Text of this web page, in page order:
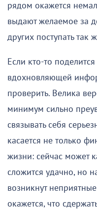
рядом окажется
выдают желаемое за
других поступать так
Если кто-то
вдохновляющей
проверить. Велика
минимум сильно
связывать себя
касается не только
жизни: сейчас может
сложится удачно, но
возникнут
окажется, что